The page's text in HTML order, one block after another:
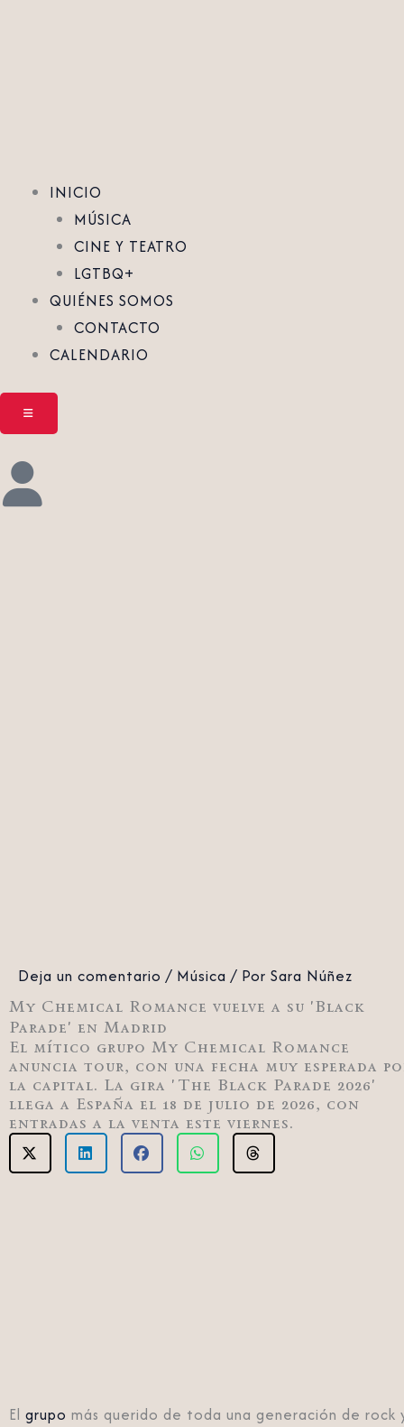
INICIO
MÚSICA
CINE Y TEATRO
LGTBQ+
QUIÉNES SOMOS
CONTACTO
CALENDARIO
Deja un comentario / Música / Por Sara Núñez
My Chemical Romance vuelve a su 'Black
Parade' en Madrid
El mítico grupo My Chemical Romance
anuncia tour, con una fecha muy esperada
la capital. La gira 'The Black Parade 2026'
llega a España el 18 de julio de 2026, con
entradas a la venta este viernes.
El grupo más querido de toda una generación de rock